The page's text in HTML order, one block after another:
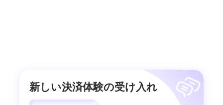
新しい決済体験の受け入れ